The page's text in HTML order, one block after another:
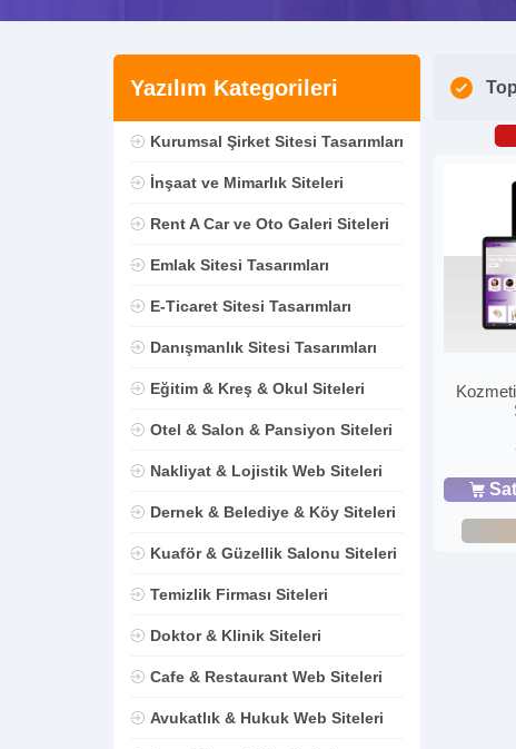
Yazılım Kategorileri
Kurumsal Şirket Sitesi Tasarımları
İnşaat ve Mimarlık Siteleri
Rent A Car ve Oto Galeri Siteleri
Emlak Sitesi Tasarımları
E-Ticaret Sitesi Tasarımları
Danışmanlık Sitesi Tasarımları
Eğitim & Kreş & Okul Siteleri
Otel & Salon & Pansiyon Siteleri
Nakliyat & Lojistik Web Siteleri
Dernek & Belediye & Köy Siteleri
Kuaför & Güzellik Salonu Siteleri
Temizlik Firması Siteleri
Doktor & Klinik Siteleri
Cafe & Restaurant Web Siteleri
Avukatlık & Hukuk Web Siteleri